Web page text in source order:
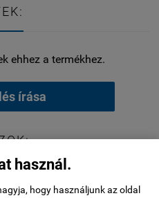
használ.
hogy használjunk az oldal
ehhez a termékhez.
írása
a termékhez.